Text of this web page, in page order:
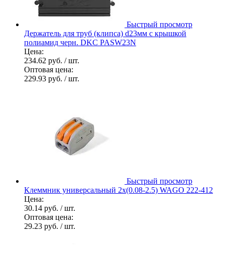
Быстрый просмотр
Держатель для труб (клипса) d23мм с крышкой
полиамид черн. DKC PASW23N
Цена:
234.62 руб. / шт.
Оптовая цена:
229.93 руб. / шт.
Быстрый просмотр
Клеммник универсальный 2х(0.08-2.5) WAGO 222-412
Цена:
30.14 руб. / шт.
Оптовая цена:
29.23 руб. / шт.